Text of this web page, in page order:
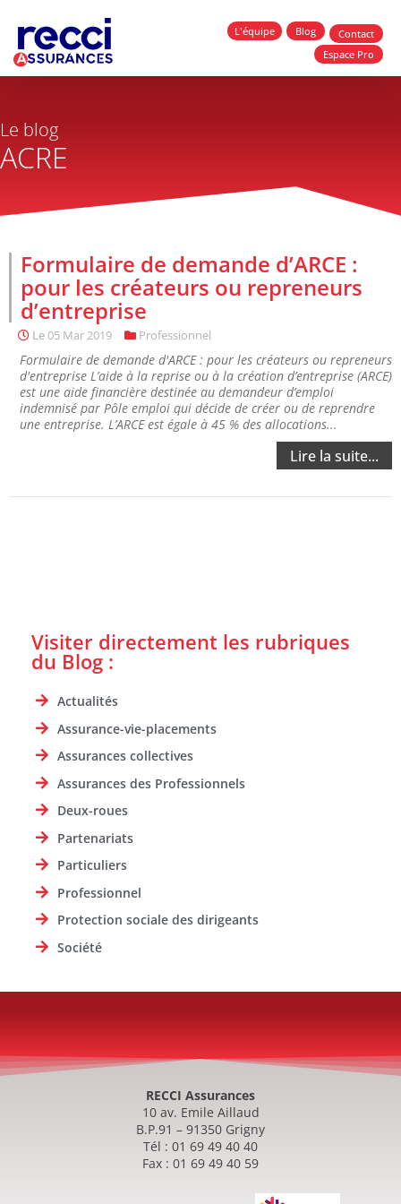
L'équipe Blog
Contact
Espace Pro
Le blog
ACRE
Formulaire de demande d’ARCE :
pour les créateurs ou repreneurs
d’entreprise
Le05 Mar 2019 Professionnel
Formulaire de demande d'ARCE : pour les créateurs ou repreneurs
d'entreprise L’aide à la reprise ou à la création d’entreprise (ARCE)
est une aide financière destinée au demandeur d’emploi
indemnisé par Pôle emploi qui décide de créer ou de reprendre
une entreprise. L’ARCE est égale à 45 % des allocations...
Lire la suite...
Visiter directement les rubriques
du Blog :
Actualités
Assurance-vie-placements
Assurances collectives
Assurances des Professionnels
Deux-roues
Partenariats
Particuliers
Professionnel
Protection sociale des dirigeants
Société
RECCI Assurances
10 av. Emile Aillaud
B.P.91 – 91350 Grigny
Tél : 01 69 49 40 40
Fax : 01 69 49 40 59